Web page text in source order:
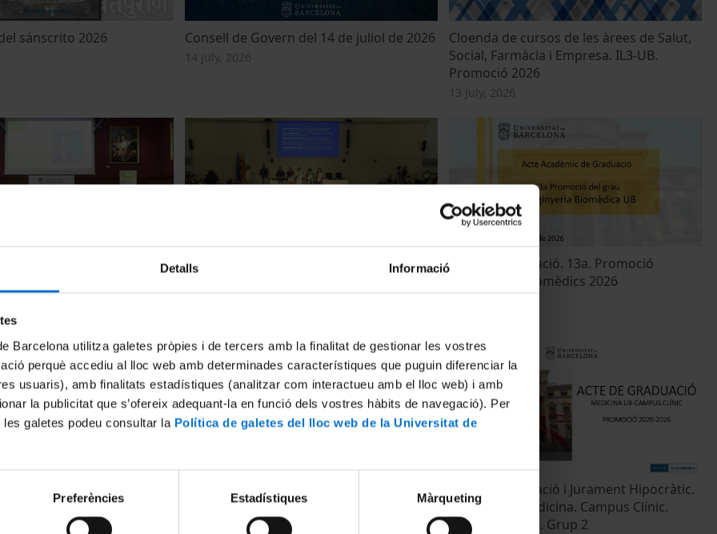
Detalls Informació
Barcelona utilitza galetes pròpies i de tercers amb la finalitat de gestionar les vostres
perquè accediu al lloc web amb determinades característiques que puguin diferenciar la
usuaris), amb finalitats estadístiques (analitzar com interactueu amb el lloc web) i amb
la publicitat que s’ofereix adequant-la en funció dels vostres hàbits de navegació). Per
galetes podeu consultar la Política de galetes del lloc web de la Universitat de
Preferències Estadístiques Màrqueting
sánscrito 2026 Consell de Govern del 14 de juliol de 2026
14 July, 2026
Cloenda de cursos de les àrees de Salut,
Social, Farmàcia i Empresa. IL3-UB.
Promoció 2026
13 July, 2026
de Graduación.
IL3-UB
Acte de lliurament dels Premis UB-TDR
2026
Acte de Graduació. 13a. Promoció
d'Enginyers Biomèdics 2026
y Grado
| Barcelona Culinary
Berasategui | 13:00 h
Graduación Másteres y Grado
Universitario 2026 | Barcelona Culinary
Hub by Martín Berasategui | 10:00 h
Acte de Graduació i Jurament Hipocràtic.
Facultat de Medicina. Campus Clínic.
Promoció 2026. Grup 2